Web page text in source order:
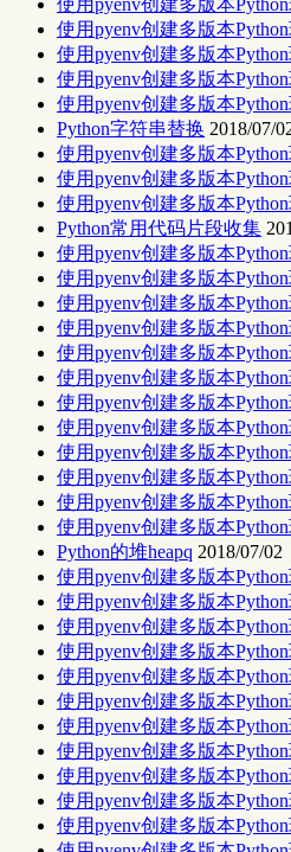
使用pyenv创建多版本
使用pyenv创建多版本
使用pyenv创建多版本
使用pyenv创建多版本
Python字符串替换 2018/07/
使用pyenv创建多版本
使用pyenv创建多版本
使用pyenv创建多版本
Python常用代码片段收集
使用pyenv创建多版本
使用pyenv创建多版本
使用pyenv创建多版本
使用pyenv创建多版本
使用pyenv创建多版本
使用pyenv创建多版本
使用pyenv创建多版本
使用pyenv创建多版本
使用pyenv创建多版本
使用pyenv创建多版本
使用pyenv创建多版本
使用pyenv创建多版本
Python的堆heapq 2018/07/02
使用pyenv创建多版本
使用pyenv创建多版本
使用pyenv创建多版本
使用pyenv创建多版本
使用pyenv创建多版本
使用pyenv创建多版本
使用pyenv创建多版本
使用pyenv创建多版本
使用pyenv创建多版本
使用pyenv创建多版本
使用pyenv创建多版本